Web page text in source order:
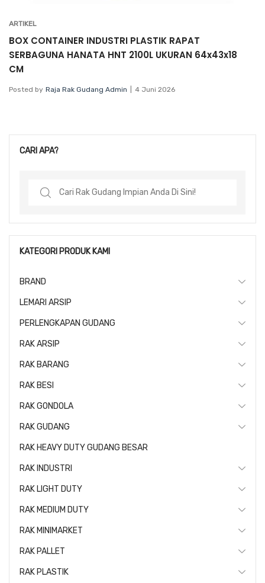
ARTIKEL
BOX CONTAINER INDUSTRI PLASTIK RAPAT
SERBAGUNA HANATA HNT 2100L UKURAN 64x43x18
CM
Posted by Raja Rak Gudang Admin 4 Juni 2026
CARI APA?
Search
KATEGORI PRODUK KAMI
BRAND
LEMARI ARSIP
PERLENGKAPAN GUDANG
RAK ARSIP
RAK BARANG
RAK BESI
RAK GONDOLA
RAK GUDANG
RAK HEAVY DUTY GUDANG BESAR
RAK INDUSTRI
RAK LIGHT DUTY
RAK MEDIUM DUTY
RAK MINIMARKET
RAK PALLET
RAK PLASTIK